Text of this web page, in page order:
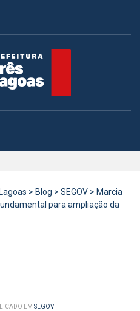
> Blog > SEGOV > Marcia
para ampliação da
EM SEGOV